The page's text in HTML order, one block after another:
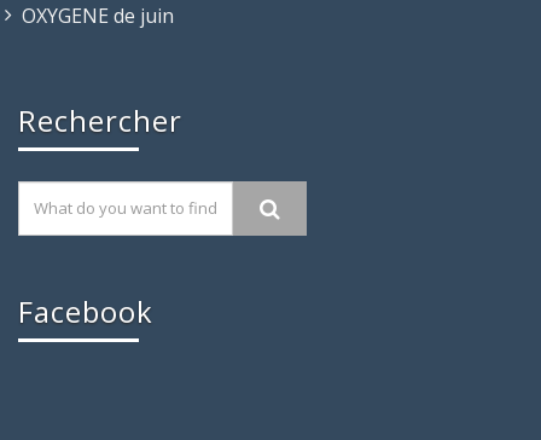
OXYGENE de juin
Rechercher
Facebook